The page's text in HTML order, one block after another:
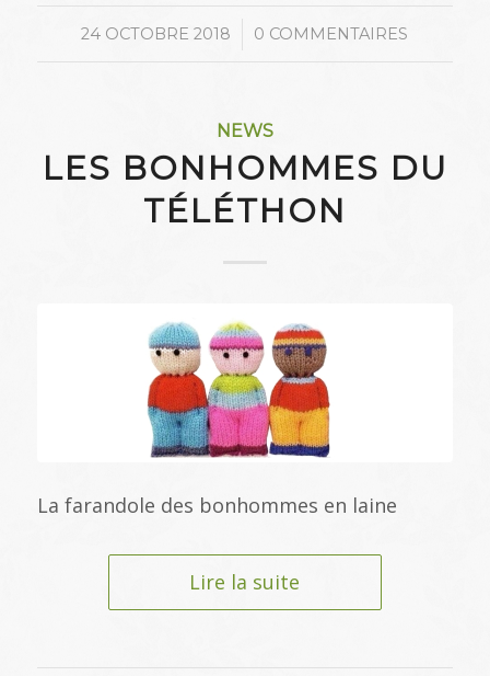
24 OCTOBRE 2018
/ 0 COMMENTAIRES
NEWS
LES BONHOMMES DU
TÉLÉTHON
La farandole des bonhommes en laine
Lire la suite